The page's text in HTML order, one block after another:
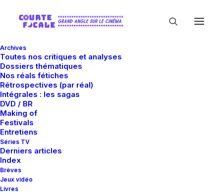
Archives
Toutes nos critiques et analyses
Dossiers thématiques
Nos réals fétiches
Rétrospectives (par réal)
Intégrales : les sagas
DVD / BR
Making of
Festivals
Entretiens
Séries TV
Derniers articles
Index
Brèves
Jeux vidéo
Livres